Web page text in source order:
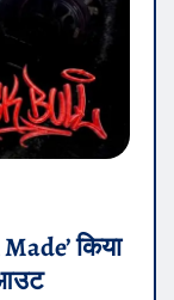
किया
आउट